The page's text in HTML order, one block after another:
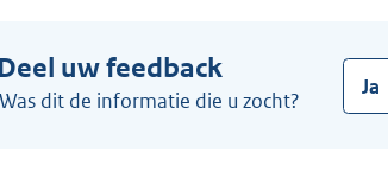
uw feedback
Was dit de informatie die u zocht?
Ja